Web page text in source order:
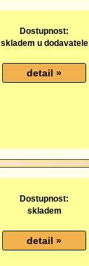
Dostupnost:
skladem u dodavatele
Dostupnost:
skladem